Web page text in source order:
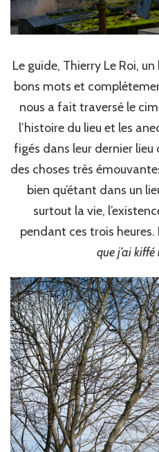
Le guide, Thierry Le Roi,
bons mots et
nous a fait traversé le
l’histoire du lieu et les
figés dans leur dernier lieu
des choses très
bien qu’étant dans un
surtout la vie,
pendant ces trois heures.
que j’ai